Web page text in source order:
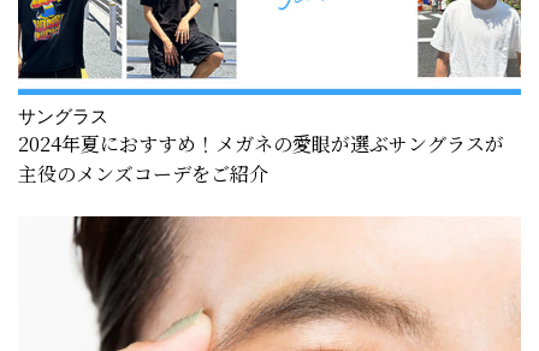
サングラス
2024年夏におすすめ！メガネの愛眼が選ぶサングラスが
主役のメンズコーデをご紹介